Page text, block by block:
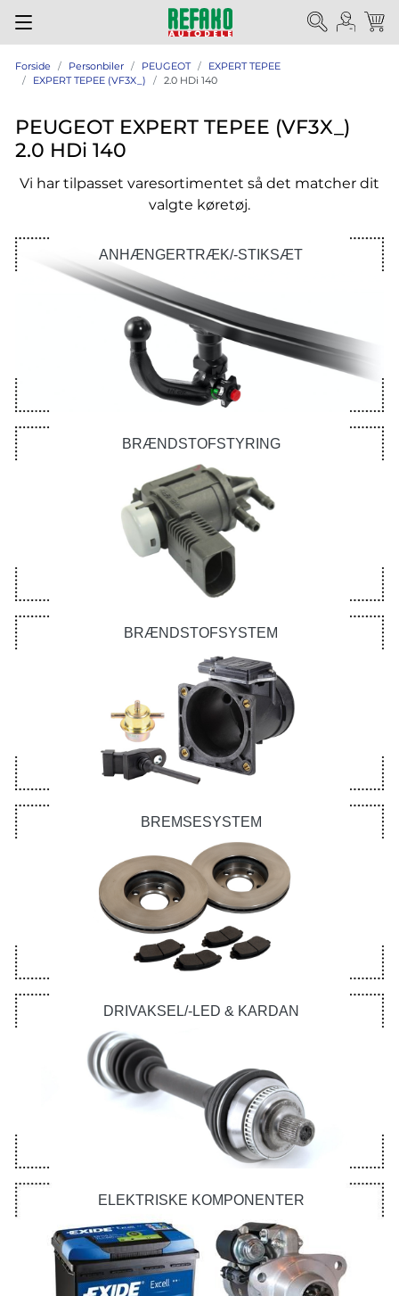
Forside Personbiler PEUGEOT
EXPERT TEPEE
EXPERT TEPEE (VF3X_)
2.0 HDi 140
PEUGEOT EXPERT TEPEE (VF3X_)
2.0 HDi 140
Vi har tilpasset varesortimentet så det matcher dit
valgte køretøj.
ANHÆNGERTRÆK/-STIKSÆT
BRÆNDSTOFSTYRING
BRÆNDSTOFSYSTEM
BREMSESYSTEM
DRIVAKSEL/-LED & KARDAN
ELEKTRISKE KOMPONENTER